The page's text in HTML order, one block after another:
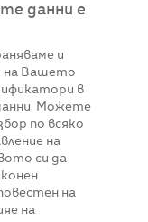
данни е
и
на Вашето
в
Можете
по всяко
на
си да
на
на